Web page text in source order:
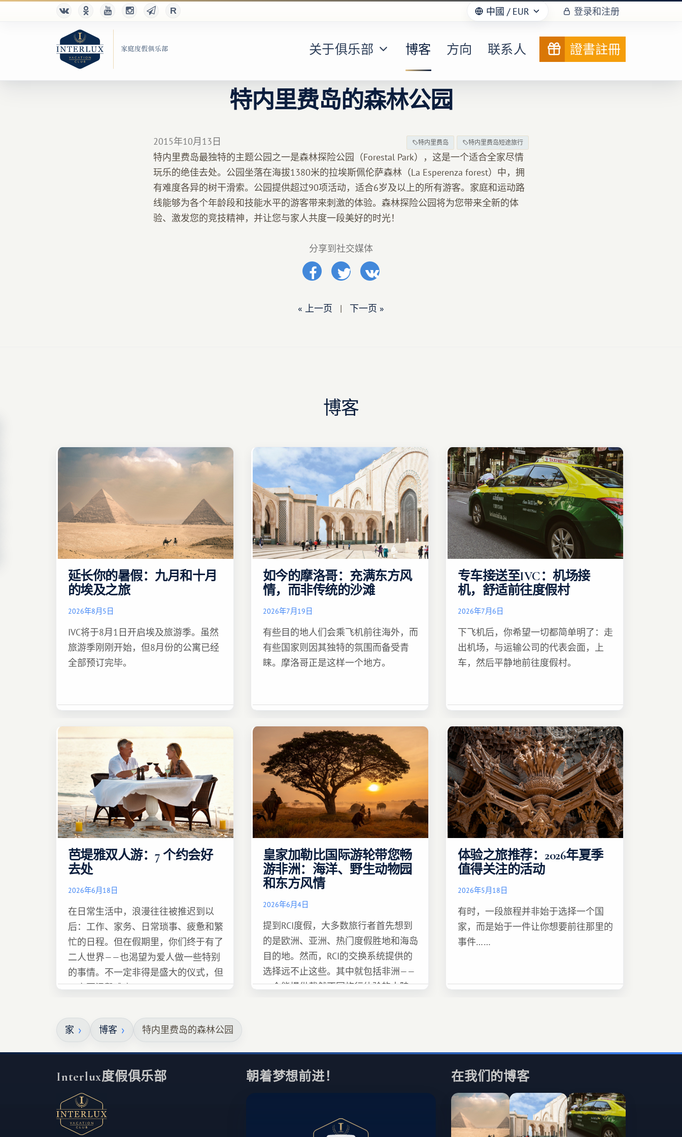
中國 / EUR 登录和注册
关于俱乐部 博客 方向 联系人 證書註冊
特内里费岛的森林公园
2015年10月13日 特内里费岛 特内里费岛短途旅行
特内里费岛最独特的主题公园之一是森林探险公园（Forestal Park），这是一个适合全家尽情
玩乐的绝佳去处。公园坐落在海拔1380米的拉埃斯佩伦萨森林（La Esperenza forest）中，拥
有难度各异的树干滑索。公园提供超过90项活动，适合6岁及以上的所有游客。家庭和运动路
线能够为各个年龄段和技能水平的游客带来刺激的体验。森林探险公园将为您带来全新的体
验、激发您的竞技精神，并让您与家人共度一段美好的时光！
分享到社交媒体
« 上一页 | 下一页 »
博客
延长你的暑假：九月和十月
的埃及之旅
2026年8月5日
IVC将于8月1日开启埃及旅游季。虽然
旅游季刚刚开始，但8月份的公寓已经
全部预订完毕。
如今的摩洛哥：充满东方风
情，而非传统的沙滩
2026年7月19日
有些目的地人们会乘飞机前往海外，而
有些国家则因其独特的氛围而备受青
睐。摩洛哥正是这样一个地方。
专车接送至IVC：机场接
机，舒适前往度假村
2026年7月6日
下飞机后，你希望一切都简单明了：走
出机场，与运输公司的代表会面，上
车，然后平静地前往度假村。
芭堤雅双人游：7 个约会好
去处
2026年6月18日
在日常生活中，浪漫往往被推迟到以
后：工作、家务、日常琐事、疲惫和繁
忙的日程。但在假期里，你们终于有了
二人世界——也渴望为爱人做一些特别
的事情。不一定非得是盛大的仪式，但
一定要温馨难忘 :)
皇家加勒比国际游轮带您畅
游非洲：海洋、野生动物园
和东方风情
2026年6月4日
提到RCI度假，大多数旅行者首先想到
的是欧洲、亚洲、热门度假胜地和海岛
目的地。然而，RCI的交换系统提供的
选择远不止这些。其中就包括非洲——
一个能提供截然不同旅行体验的大陆。
体验之旅推荐：2026年夏季
值得关注的活动
2026年5月18日
有时，一段旅程并非始于选择一个国
家，而是始于一件让你想要前往那里的
事件……
家 博客 特内里费岛的森林公园
Interlux度假俱乐部 朝着梦想前进！ 在我们的博客